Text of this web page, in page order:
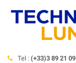
Tel : (+33)3 89 21